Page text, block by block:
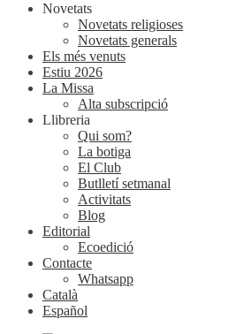
Novetats
Novetats religioses
Novetats generals
Els més venuts
Estiu 2026
La Missa
Alta subscripció
Llibreria
Qui som?
La botiga
El Club
Butlletí setmanal
Activitats
Blog
Editorial
Ecoedició
Contacte
Whatsapp
Català
Español